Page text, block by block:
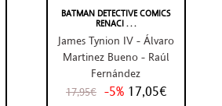
BATMAN DETECTIVE COMICS
RENACI . . .
James Tynion IV - Álvaro
Martinez Bueno - Raúl
Fernández
17,95€ -5% 17,05€